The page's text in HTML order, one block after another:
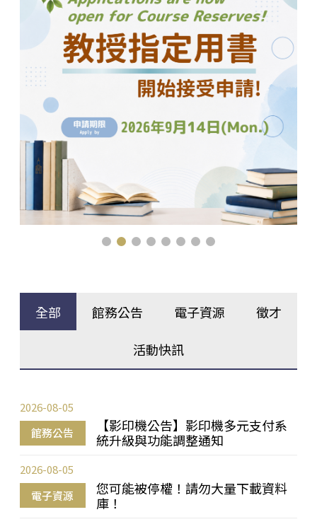
全部 館務公告 電子資源 徵才
活動快訊
館務公告
【影印機公告】影印機多元支付系
統升級與功能調整通知
2026-08-05
電子資源
您可能被停權！請勿大量下載資料
庫！
2026-08-05